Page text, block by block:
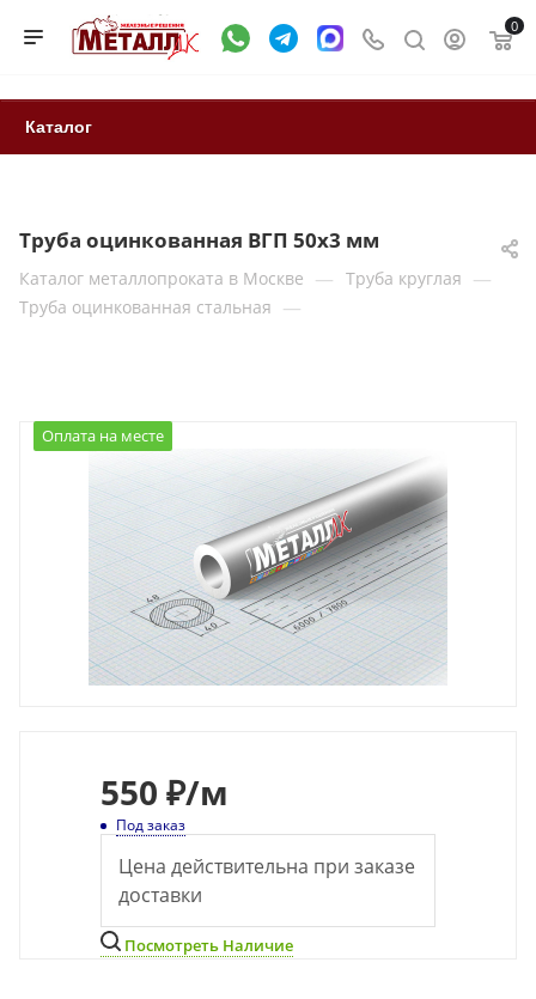
0
Каталог
Труба оцинкованная ВГП 50x3 мм
Каталог металлопроката в Москве — Труба круглая —
Труба оцинкованная стальная —
Оплата на месте
550 ₽/м
Под заказ
Цена действительна при заказе
доставки
Посмотреть Наличие